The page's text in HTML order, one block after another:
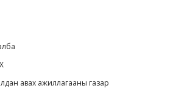
авах ажиллагааны газар